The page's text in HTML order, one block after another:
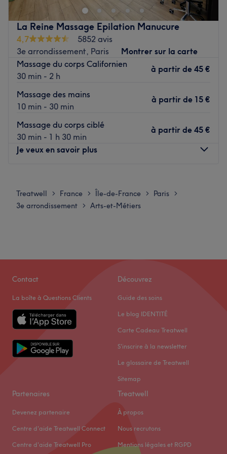
aux thérapies holistiques et également formatrice en
drainage post-opératoire, Johanne met son expertise au
service de votre détente et de votre silhouette.
Transport public le plus proche
Le salon est situé à quelques minutes à pied des stations
de métro Arts et métiers, Temple et République.
L'équipe
Johanne est une thérapeute passionnée, spécialisée dans
votre détente.
Nos coups de cœur :
L’atmosphère : un cadre chaleureux et cosy
Voir le salon
La Reine Massage Epilation Manucure
4,7
5852 avis
3e arrondissement, Paris
Montrer sur la carte
Massage du corps Californien
30 min - 2 h
à partir de 45 €
Massage des mains
10 min - 30 min
à partir de 15 €
Massage du corps ciblé
30 min - 1 h 30 min
à partir de 45 €
Je veux en savoir plus
Mardi
10:00 –
Mercredi
La Reine Spa est un institut de beauté installé dans le 3e
qu’à soi grâce à des soins sur mesure effectués avec
professionnalisme. Chez La Reine Spa, la beauté
n'attend pas !
Transports publics les plus proches :
L’équipe :
savoir-faire.
Treatwell > France > Île-de-France > Paris >
3e arrondissement > Arts-et-Métiers
Contact
La boîte à Questions Clients
Découvrez
Guide des soins
Le blog IDENTITÉ
Carte Cadeau Treatwell
S'inscrire à la newsletter
Le glossaire de Treatwell
Sitemap
Partenaires
Devenez partenaire
Centre d'aide Treatwell Connect
Centre d'aide Treatwell Pro
Treatwell
À propos
Nous recrutons
Mentions légales et RGPD